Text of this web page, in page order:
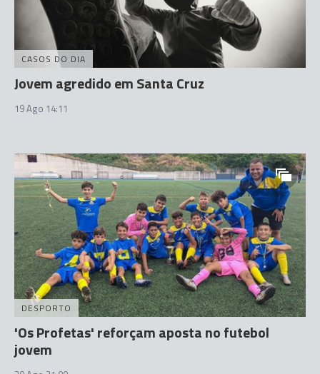
CASOS DO DIA
Jovem agredido em Santa Cruz
19 Ago 14:11
DESPORTO
'Os Profetas' reforçam aposta no futebol
jovem